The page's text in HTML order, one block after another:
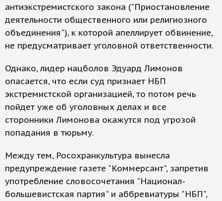
антиэкстремистского закона ("Приостановление
деятельности общественного или религиозного
объединения"), к которой апеллирует обвинение,
не предусматривает уголовной ответственности.
Однако, лидер нацболов Эдуард Лимонов
опасается, что если суд признает НБП
экстремистской организацией, то потом речь
пойдет уже об уголовных делах и все
сторонники Лимонова окажутся под угрозой
попадания в тюрьму.
Между тем, Росохранкультура вынесла
предупреждение газете "Коммерсант", запретив
употребление словосочетания "Национал-
большевистская партия" и аббревиатуры "НБП",